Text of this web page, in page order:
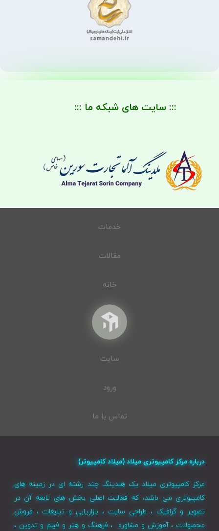
::: سایت های شبکه ما :::
خدمات
مقالات
خانه
سایت
ورود
تماس با ما
درباره مرکز کامپیوتری میلاد (میلاد کامپیوتر)
مرکز کامپیوتری میلاد یک هلدینگ چند رشته ای در زمینه های
کامپیوتری می باشد، که فعالیت اصلی بخش های تابعه آن در
تصویر و گرافیک ، طراحی سایت ، بازاریابی و تبلیغات ، فروش
محصولات ، آموزش و مشاوره ، فرهنگ و هنر و فیلم و تدوین ،